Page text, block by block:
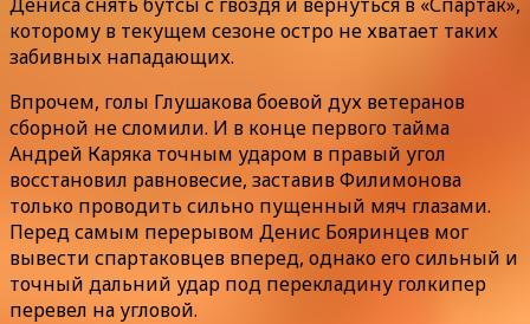
которому в текущем сезоне остро не хватает таких
забивных нападающих.
Впрочем, голы Глушакова боевой дух ветеранов
сборной не сломили. И в конце первого тайма
Андрей Каряка точным ударом в правый угол
восстановил равновесие, заставив Филимонова
только проводить сильно пущенный мяч глазами.
Перед самым перерывом Денис Бояринцев мог
вывести спартаковцев вперед, однако его сильный и
точный дальний удар под перекладину голкипер
перевел на угловой.